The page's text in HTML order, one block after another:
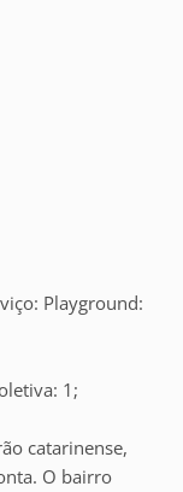
Playground:
1;
catarinense,
O bairro